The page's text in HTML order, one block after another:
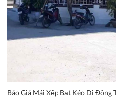
Báo Giá Mái Xếp Bạt Kéo Di Động